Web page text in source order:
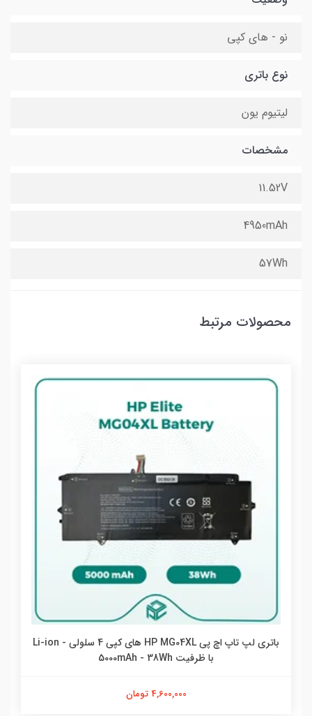
نو - های کپی
نوع باتری
لیتیوم یون
مشخصات
11.52V
4950mAh
57Wh
محصولات مرتبط
باتری لپ تاپ اچ پی HP MG04XL های کپی 4 سلولی - Li-ion
با ظرفیت 5000mAh - 38Wh
4,600,000 تومان